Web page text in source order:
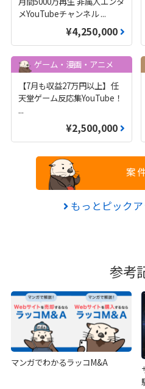
メYouTubeチャンネル...
¥4,250,000
ゲーム・漫画・アニメ
【7月も収益27万円以上】任
天堂ゲーム反応集YouTube！
...
¥2,500,000
案
もっとピック
参考
マンガでわかるラッコM&A